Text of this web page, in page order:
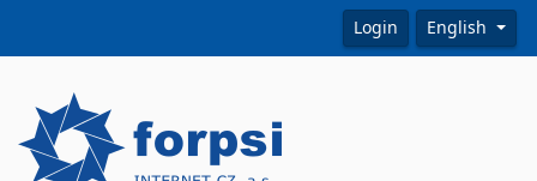
Login English